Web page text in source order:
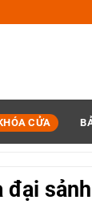
CỬA
đại